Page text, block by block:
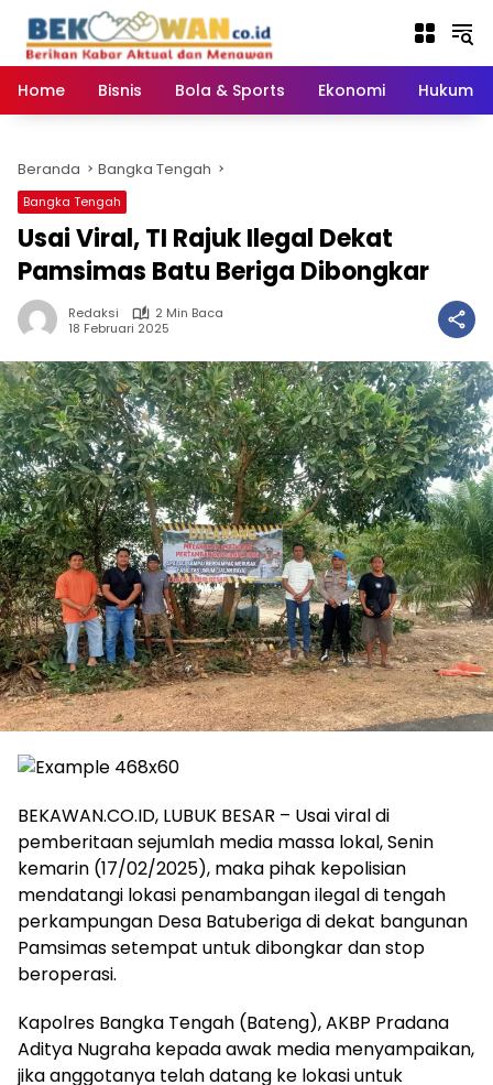
konten
Home
Bisnis Bola & Sports Ekonomi Hukum
Beranda Bangka Tengah
Bangka Tengah
Usai Viral, TI Rajuk Ilegal Dekat
Pamsimas Batu Beriga Dibongkar
Redaksi
2 Min Baca
18 Februari 2025
BEKAWAN.CO.ID, LUBUK BESAR – Usai viral di
pemberitaan sejumlah media massa lokal, Senin
kemarin (17/02/2025), maka pihak kepolisian
mendatangi lokasi penambangan ilegal di tengah
perkampungan Desa Batuberiga di dekat bangunan
Pamsimas setempat untuk dibongkar dan stop
beroperasi.
Kapolres Bangka Tengah (Bateng), AKBP Pradana
Aditya Nugraha kepada awak media menyampaikan,
jika anggotanya telah datang ke lokasi untuk